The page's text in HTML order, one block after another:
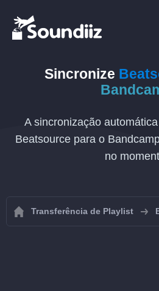
Sincronize
A sincronização
Beatsource para o
no
Transferência de Playlist